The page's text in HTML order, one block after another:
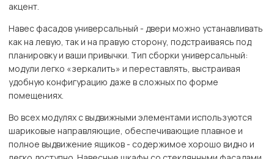
акцент.
Навес фасадов универсальный - двери можно устанавливать
как на левую, так и на правую сторону, подстраиваясь под
планировку и ваши привычки. Тип сборки универсальный:
модули легко «зеркалить» и переставлять, выстраивая
удобную конфигурацию даже в сложных по форме
помещениях.
Во всех модулях с выдвижными элементами используются
шариковые направляющие, обеспечивающие плавное и
полное выдвижение ящиков - содержимое хорошо видно и